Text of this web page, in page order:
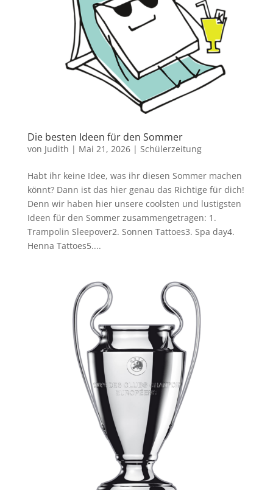
Die besten Ideen für den Sommer
von Judith | Mai 21, 2026| Schülerzeitung
Habt ihr keine Idee, was ihr diesen Sommer machen
könnt? Dann ist das hier genau das Richtige für dich!
Denn wir haben hier unsere coolsten und lustigsten
Ideen für den Sommer zusammengetragen: 1.
Trampolin Sleepover2. Sonnen Tattoes3. Spa day4.
Henna Tattoes5....